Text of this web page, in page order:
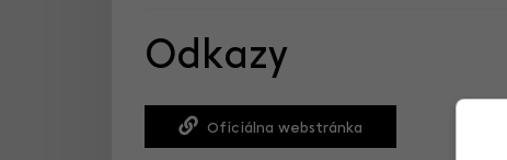
Odkazy
Oficiálna webstránka